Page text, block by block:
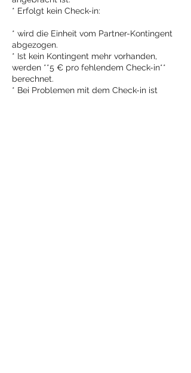
* Erfolgt kein Check-in:
* wird die Einheit vom Partner-Kontingent
abgezogen.
* Ist kein Kontingent mehr vorhanden,
werden **5 € pro fehlendem Check-in**
berechnet.
* Bei Problemen mit dem Check-in ist